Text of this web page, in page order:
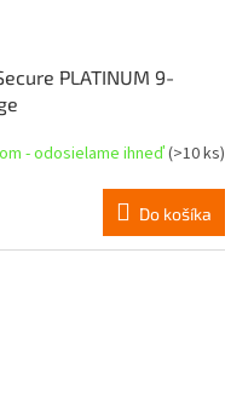
PLATINUM 9-
- odosielame ihneď(>10 ks)
Do košíka